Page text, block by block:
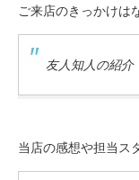
ご来店のきっかけは
友人知人の紹介
当店の感想や担当ス